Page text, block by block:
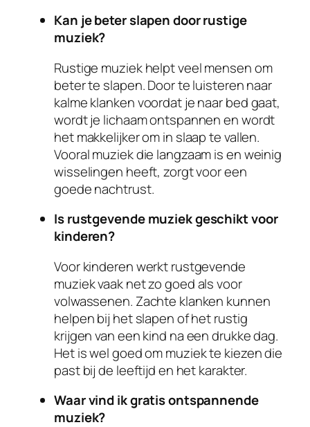
Kan je beter slapen door rustige
muziek?
Rustige muziek helpt veel mensen om
beter te slapen. Door te luisteren naar
kalme klanken voordat je naar bed gaat,
wordt je lichaam ontspannen en wordt
het makkelijker om in slaap te vallen.
Vooral muziek die langzaam is en weinig
wisselingen heeft, zorgt voor een
goede nachtrust.
Is rustgevende muziek geschikt voor
kinderen?
Voor kinderen werkt rustgevende
muziek vaak net zo goed als voor
volwassenen. Zachte klanken kunnen
helpen bij het slapen of het rustig
krijgen van een kind na een drukke dag.
Het is wel goed om muziek te kiezen die
past bij de leeftijd en het karakter.
Waar vind ik gratis ontspannende
muziek?